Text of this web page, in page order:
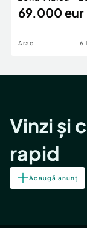
69.000 eur
Arad 6
Vinzi și
rapid
Adaugă anunț